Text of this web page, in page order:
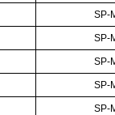
SP-
SP-
SP-
SP-
SP-